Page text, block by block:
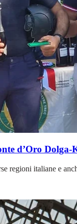
d’Oro
regioni italiane e